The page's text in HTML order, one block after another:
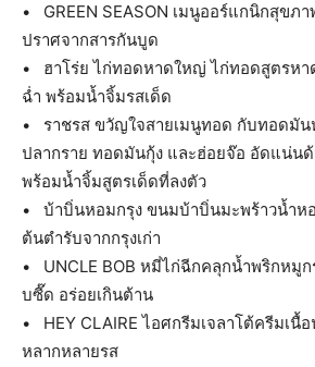
• GREEN SEASON เมนูออร์แกนิกสุขภ
ปราศจากสารกันบูด
• ฮาโร่ย ไก่ทอดหาดใหญ่ ไก่ทอดสูตรหา
ฉ่ำ พร้อมน้ำจิ้มรสเด็ด
• ราชรส ขวัญใจสายเมนูทอด กับทอดมั
ปลากราย ทอดมันกุ้ง และฮ่อยจ๊อ อัดแน่น
พร้อมน้ำจิ้มสูตรเด็ดที่ลงตัว
• บ้าบิ่นหอมกรุง ขนมบ้าบิ่นมะพร้าวน้ำห
ต้นตำรับจากกรุงเก่า
• UNCLE BOB หมี่ไก่ฉีกคลุกน้ำพริกหมู
บซี๊ด อร่อยเกินต้าน
• HEY CLAIRE ไอศกรีมเจลาโต้ครีมเนื้
หลากหลายรส